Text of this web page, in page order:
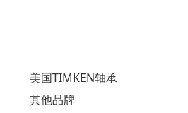
美国TIMKEN轴承
其他品牌